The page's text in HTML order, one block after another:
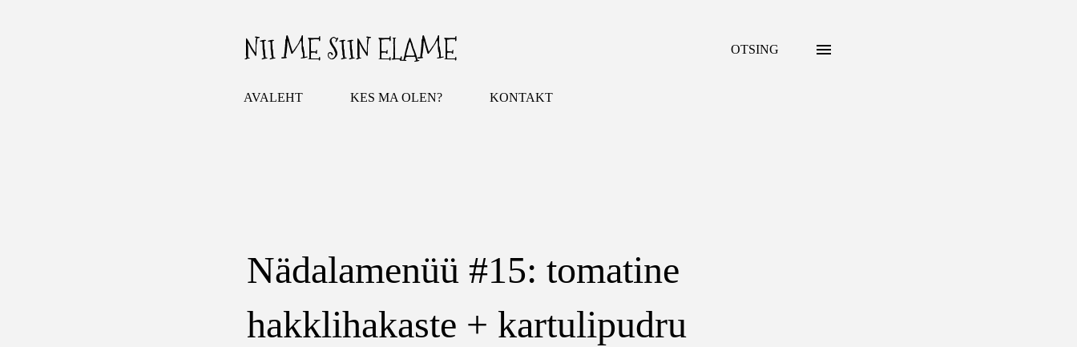
NII ME SIIN ELAME OTSING
AVALEHT KES MA OLEN? KONTAKT
Nädalamenüü #15: tomatine
hakklihakaste + kartulipudru